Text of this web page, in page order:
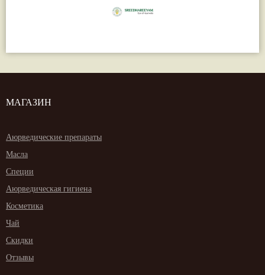
МАГАЗИН
Аюрведические препараты
Масла
Специи
Аюрведическая гигиена
Косметика
Чай
Скидки
Отзывы